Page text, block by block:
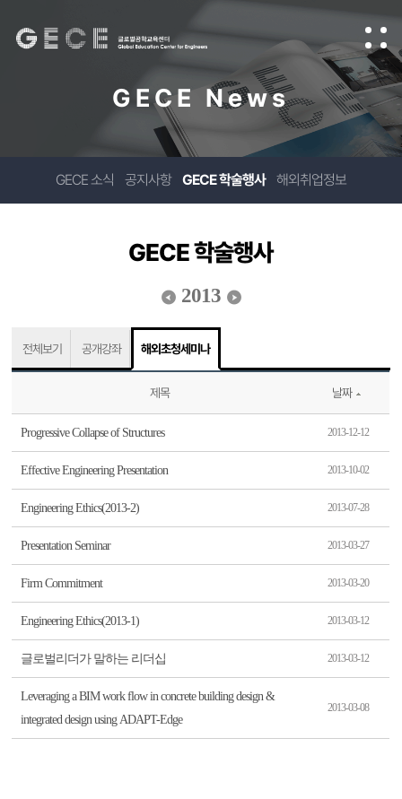
GECE News
GECE 소식 공지사항 GECE 학술행사 해외취업정보
GECE 학술행사
2013
전체보기 공개강좌 해외초청세미나
제목 날짜
Progressive Collapse of Structures 2013-12-12
Effective Engineering Presentation 2013-10-02
Engineering Ethics(2013-2) 2013-07-28
Presentation Seminar 2013-03-27
Firm Commitment 2013-03-20
Engineering Ethics(2013-1) 2013-03-12
글로벌리더가 말하는 리더십 2013-03-12
Leveraging a BIM work flow in concrete building design &
integrated design using ADAPT-Edge
2013-03-08